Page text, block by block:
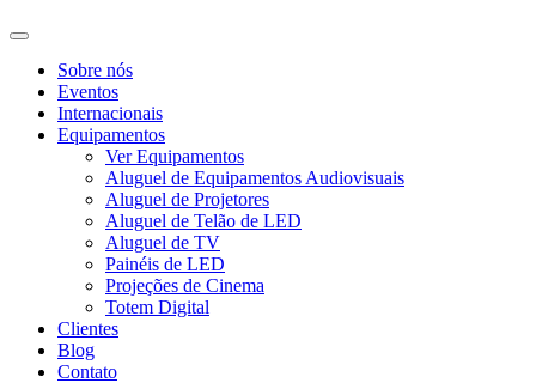
Sobre nós
Eventos
Internacionais
Equipamentos
Ver Equipamentos
Aluguel de Equipamentos Audiovisuais
Aluguel de Projetores
Aluguel de Telão de LED
Aluguel de TV
Painéis de LED
Projeções de Cinema
Totem Digital
Clientes
Blog
Contato